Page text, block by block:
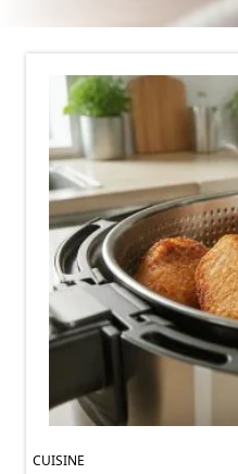
CUISINE